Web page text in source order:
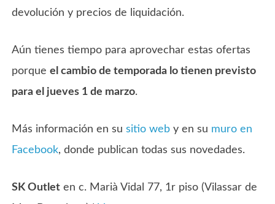
devolución y precios de liquidación.
Aún tienes tiempo para aprovechar estas ofertas
porqueel cambio de temporada lo tienen previsto
para el jueves 1 de marzo.
Más información en susitio web y en su muro en
Facebook, donde publican todas sus novedades.
SK Outlet en c. Marià Vidal 77, 1r piso (Vilassar de